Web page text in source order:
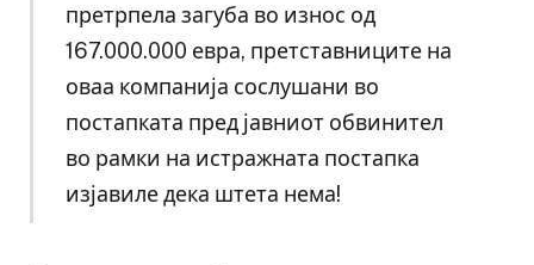
претрпела загуба во износ од
167.000.000 евра, претставниците на
оваа компанија сослушани во
постапката пред јавниот обвинител
во рамки на истражната постапка
изјавиле дека штета нема!